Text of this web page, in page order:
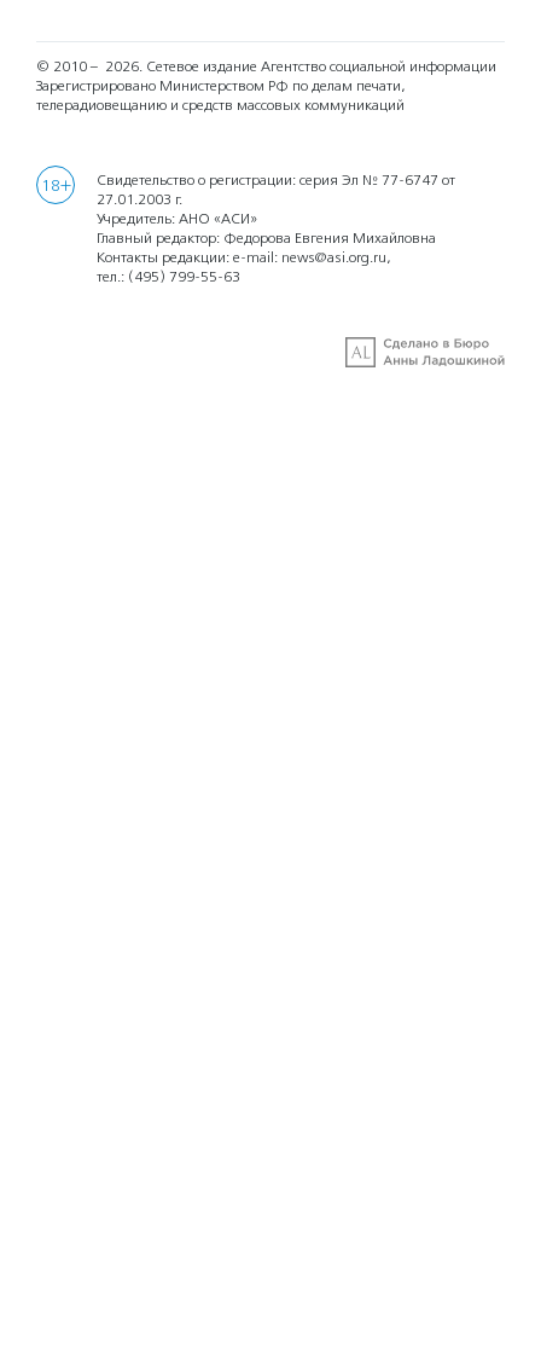
© 2010 – 2026. Сетевое издание Агентство социальной информации
Зарегистрировано Министерством РФ по делам печати,
телерадиовещанию и средств массовых коммуникаций
18+
Свидетельство о регистрации: серия Эл № 77-6747 от
27.01.2003 г.
Учредитель: АНО «АСИ»
Главный редактор: Федорова Евгения Михайловна
Контакты редакции: e-mail: news@asi.org.ru,
тел.: (495) 799-55-63